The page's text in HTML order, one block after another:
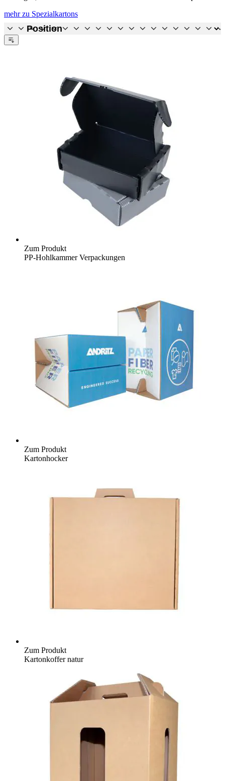
mehr zu Spezialkartons
Zum Produkt
PP-Hohlkammer Verpackungen
Zum Produkt
Kartonhocker
Zum Produkt
Kartonkoffer natur